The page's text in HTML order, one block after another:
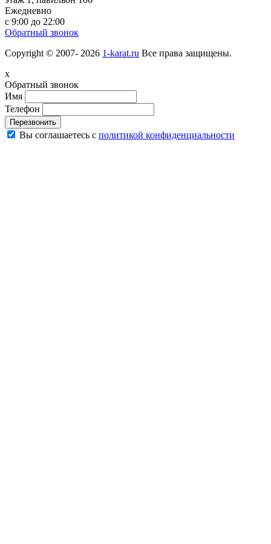
Ежедневно
с 9:00 до 22:00
Обратный звонок
Copyright © 2007- 2026 1-karat.ru Все права защищены.
x
Обратный звонок
Имя
Телефон
Перезвонить
Вы соглашаетесь с политикой конфиденциальности